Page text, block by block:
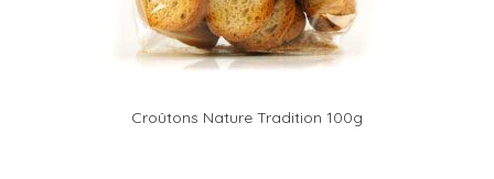
Croûtons Nature Tradition 100g